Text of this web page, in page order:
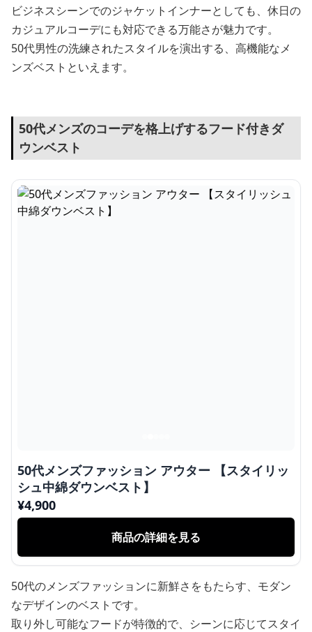
ビジネスシーンでのジャケットインナーとしても、休日の
カジュアルコーデにも対応できる万能さが魅力です。
50代男性の洗練されたスタイルを演出する、高機能なメ
ンズベストといえます。
50代メンズのコーデを格上げするフード付きダ
ウンベスト
50代メンズファッション アウター 【スタイリッ
シュ中綿ダウンベスト】
¥4,900
商品の詳細を見る
50代のメンズファッションに新鮮さをもたらす、モダン
なデザインのベストです。
取り外し可能なフードが特徴的で、シーンに応じてスタイ